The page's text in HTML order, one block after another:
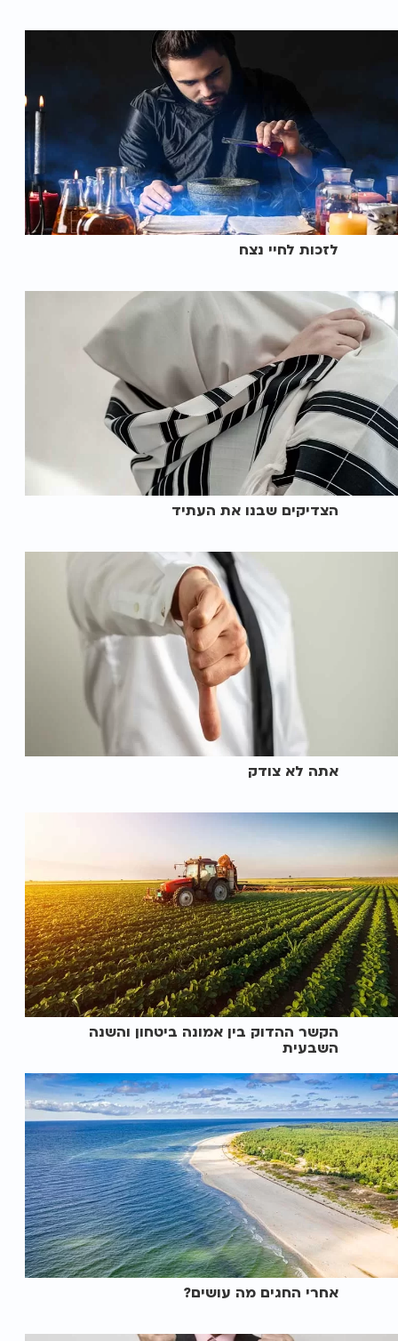
לזכות לחיי נצח
הצדיקים שבנו את העתיד
אתה לא צודק
הקשר ההדוק בין אמונה ביטחון והשנה
השבעית
אחרי החגים מה עושים?